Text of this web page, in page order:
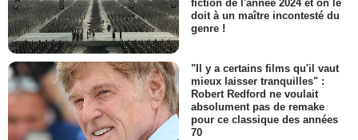
fiction de l'année 2024 et on le
doit à un maître incontesté du
genre !
"Il y a certains films qu'il vaut
mieux laisser tranquilles" :
Robert Redford ne voulait
absolument pas de remake
pour ce classique des années
70